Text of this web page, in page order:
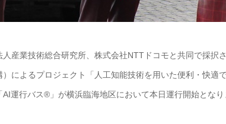
産業技術総合研究所、株式会社NTTドコモと共同で採択
によるプロジェクト「人工知能技術を用いた便利・快適
運行バス®」が横浜臨海地区において本日運行開始とな